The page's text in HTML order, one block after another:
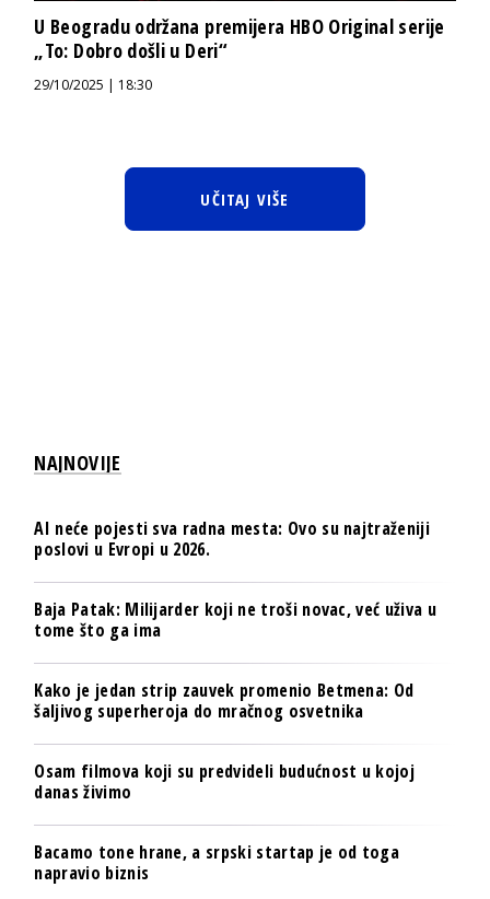
U Beogradu održana premijera HBO Original serije
„To: Dobro došli u Deri“
29/10/2025 | 18:30
UČITAJ VIŠE
NAJNOVIJE
AI neće pojesti sva radna mesta: Ovo su najtraženiji
poslovi u Evropi u 2026.
Baja Patak: Milijarder koji ne troši novac, već uživa u
tome što ga ima
Kako je jedan strip zauvek promenio Betmena: Od
šaljivog superheroja do mračnog osvetnika
Osam filmova koji su predvideli budućnost u kojoj
danas živimo
Bacamo tone hrane, a srpski startap je od toga
napravio biznis